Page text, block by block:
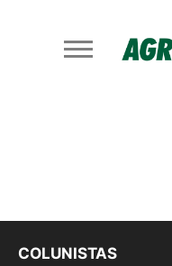
COLUNISTAS